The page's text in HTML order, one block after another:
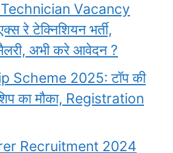
Vacancy
रे टेक्निशियन भर्ती,
अभी करे आवेदन ?
Scheme 2025: टॉप की
का मौका, Registration
Recruitment 2024